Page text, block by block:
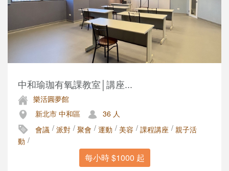
中和瑜珈有氧課教室│講座...
樂活圓夢館
新北市 中和區
36 人
會議 / 派對 / 聚會 / 運動 / 美容 / 課程講座 / 親子活
動 /
每小時 $1000 起